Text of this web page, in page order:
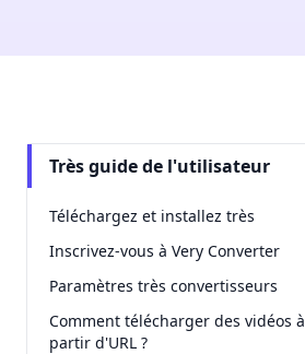
Très guide de l'utilisateur
Téléchargez et installez très
Inscrivez-vous à Very Converter
Paramètres très convertisseurs
Comment télécharger des vidéos à
partir d'URL ?